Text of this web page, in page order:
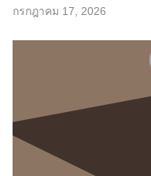
กรกฎาคม 17, 2026